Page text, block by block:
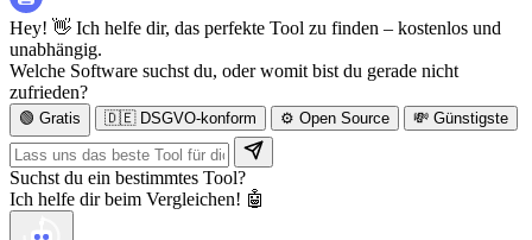
Hey! 👋 Ich helfe dir, das perfekte Tool zu finden – kostenlos und
unabhängig.
Welche Software suchst du, oder womit bist du gerade nicht
zufrieden?
🟢 Gratis 🇩🇪 DSGVO-konform ⚙️ Open Source 💸 Günstigste
Suchst du ein bestimmtes Tool?
Ich helfe dir beim Vergleichen! 🤖